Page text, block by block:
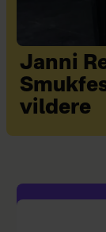
Janni
vildere